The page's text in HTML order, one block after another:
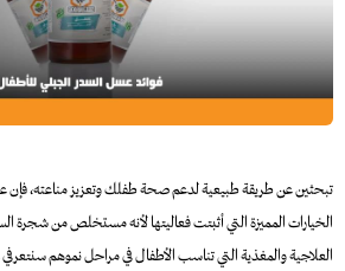
تبحثين عن طريقة طبيعية لدعم صحة طفلك وتعزيز مناعته،
الخيارات المميزة التي أثبتت فعاليتها لأنه مستخلص من شجرة
العلاجية والمغذية التي تناسب الأطفال في مراحل نموهم